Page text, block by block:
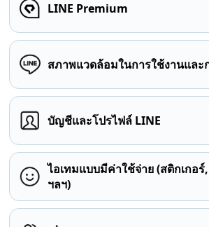
LINE Premium
สภาพแวดล้อมในการใช้งานและ
บัญชีและโปรไฟล์ LINE
ไอเทมแบบมีค่าใช้จ่าย (สติกเกอ
ฯลฯ)